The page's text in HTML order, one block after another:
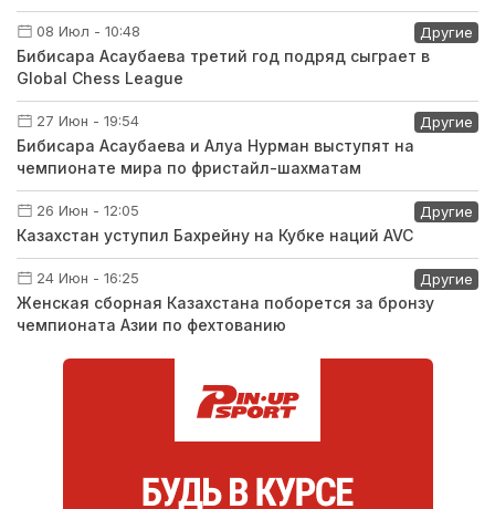
08 Июл - 10:48 Другие
Бибисара Асаубаева третий год подряд сыграет в
Global Chess League
27 Июн - 19:54 Другие
Бибисара Асаубаева и Алуа Нурман выступят на
чемпионате мира по фристайл-шахматам
26 Июн - 12:05 Другие
Казахстан уступил Бахрейну на Кубке наций AVC
24 Июн - 16:25 Другие
Женская сборная Казахстана поборется за бронзу
чемпионата Азии по фехтованию